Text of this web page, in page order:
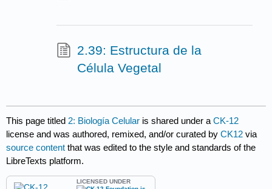
2.39: Estructura de la
Célula Vegetal
This page titled 2: Biología Celular is shared under aCK-12
license and was authored, remixed, and/or curated byCK12 via
source content that was edited to the style and standards of the
LibreTexts platform.
LICENSED UNDER